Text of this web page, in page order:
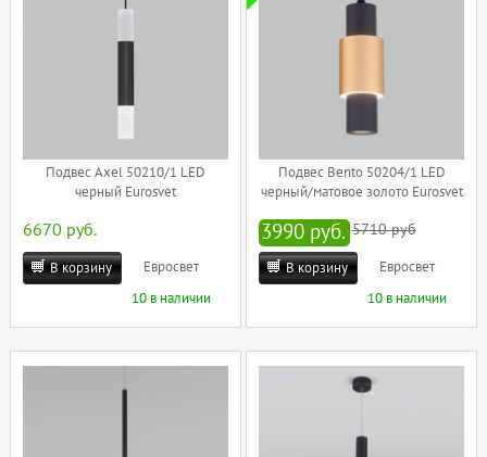
Подвес Axel 50210/1 LED
черный Eurosvet
6670 руб.
В корзину
Евросвет
10 в наличии
Подвес Bento 50204/1 LED
черный/матовое золото Eurosvet
3990 руб. 5710 руб
В корзину
Евросвет
10 в наличии